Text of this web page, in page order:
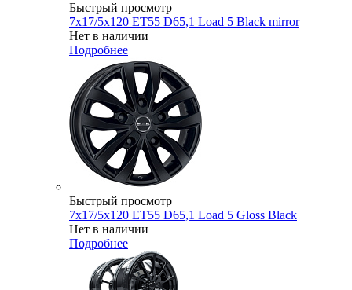
Быстрый просмотр
7x17/5x120 ET55 D65,1 Load 5 Black mirror
Нет в наличии
Подробнее
Быстрый просмотр
7x17/5x120 ET55 D65,1 Load 5 Gloss Black
Нет в наличии
Подробнее